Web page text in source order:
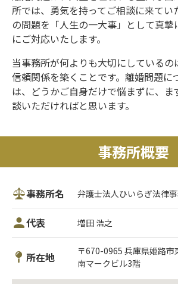
所では、勇気を持ってご相談に来てい
の問題を「人生の一大事」として真摯
にご対応いたします。
当事務所が何よりも大切にしているの
信頼関係を築くことです。離婚問題に
は、どうかご自身だけで悩まずに、ま
談いただければと思います。
事務所概要
事務所名 弁護士法人ひいらぎ法律
代表 増田 浩之
所在地
〒670-0965 兵庫県姫路市
南マークビル3階